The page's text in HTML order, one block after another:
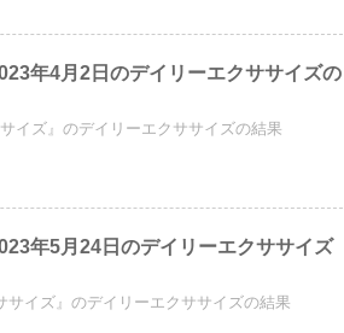
年4月2日のデイリーエクササイズの
イズ』のデイリーエクササイズの結果
年5月24日のデイリーエクササイズ
イズ』のデイリーエクササイズの結果